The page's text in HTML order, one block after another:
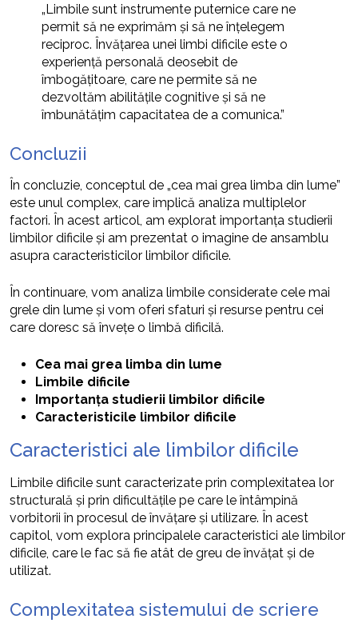
„Limbile sunt instrumente puternice care ne
permit să ne exprimăm și să ne înțelegem
reciproc. Învățarea unei limbi dificile este o
experiență personală deosebit de
îmbogățitoare, care ne permite să ne
dezvoltăm abilitățile cognitive și să ne
îmbunătățim capacitatea de a comunica.”
Concluzii
În concluzie, conceptul de „cea mai grea limba din lume”
este unul complex, care implică analiza multiplelor
factori. În acest articol, am explorat importanța studierii
limbilor dificile și am prezentat o imagine de ansamblu
asupra caracteristicilor limbilor dificile.
În continuare, vom analiza limbile considerate cele mai
grele din lume și vom oferi sfaturi și resurse pentru cei
care doresc să învețe o limbă dificilă.
Cea mai grea limba din lume
Limbile dificile
Importanța studierii limbilor dificile
Caracteristicile limbilor dificile
Caracteristici ale limbilor dificile
Limbile dificile sunt caracterizate prin complexitatea lor
structurală și prin dificultățile pe care le întâmpină
vorbitorii în procesul de învățare și utilizare. În acest
capitol, vom explora principalele caracteristici ale limbilor
dificile, care le fac să fie atât de greu de învățat și de
utilizat.
Complexitatea sistemului de scriere